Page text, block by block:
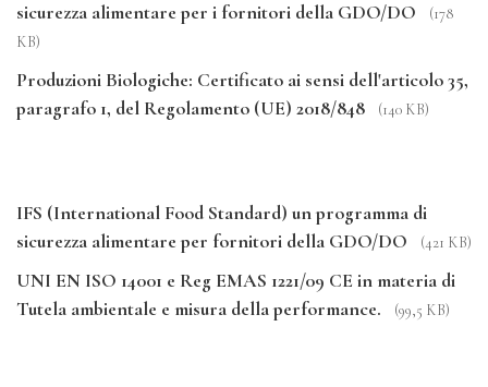
sicurezza alimentare per i fornitori della GDO/DO
(178
KB)
Produzioni Biologiche: Certificato ai sensi dell'articolo 35,
paragrafo 1, del Regolamento (UE) 2018/848
(140 KB)
IFS (International Food Standard) un programma di
sicurezza alimentare per fornitori della GDO/DO
(421 KB)
UNI EN ISO 14001 e Reg EMAS 1221/09 CE in materia di
Tutela ambientale e misura della performance.
(99,5 KB)